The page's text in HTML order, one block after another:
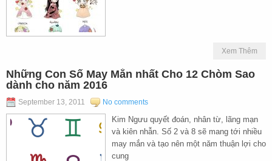
Xem Thêm
Những Con Số May Mắn nhất Cho 12 Chòm Sao
dành cho năm 2016
September 13, 2011 No comments
Kim Ngưu quyết đoán, nhân từ, lãng mạn
và kiên nhẫn. Số 2 và 8 sẽ mang tới nhiều
may mắn và tạo nên một năm thuận lợi cho
cung